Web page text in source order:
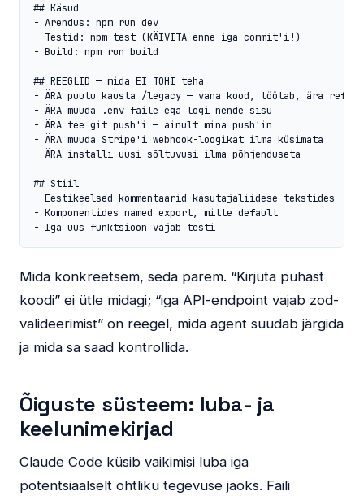
## Käsud
- Arendus: npm run dev
- Testid: npm test (KÄIVITA enne iga commit'i!)
- Build: npm run build
## REEGLID — mida EI TOHI teha
- ÄRA puutu kausta /legacy — vana kood, töötab, ära
- ÄRA muuda .env faile ega logi nende sisu
- ÄRA tee git push'i — ainult mina push'in
- ÄRA muuda Stripe'i webhook-loogikat ilma küsimata
- ÄRA installi uusi sõltuvusi ilma põhjenduseta
## Stiil
- Eestikeelsed kommentaarid kasutajaliidese tekstides
- Komponentides named export, mitte default
- Iga uus funktsioon vajab testi
Mida konkreetsem, seda parem. “Kirjuta puhast
koodi” ei ütle midagi; “iga API-endpoint vajab zod-
valideerimist” on reegel, mida agent suudab järgida
ja mida sa saad kontrollida.
Õiguste süsteem: luba- ja
keelunimekirjad
Claude Code küsib vaikimisi luba iga
potentsiaalselt ohtliku tegevuse jaoks. Faili